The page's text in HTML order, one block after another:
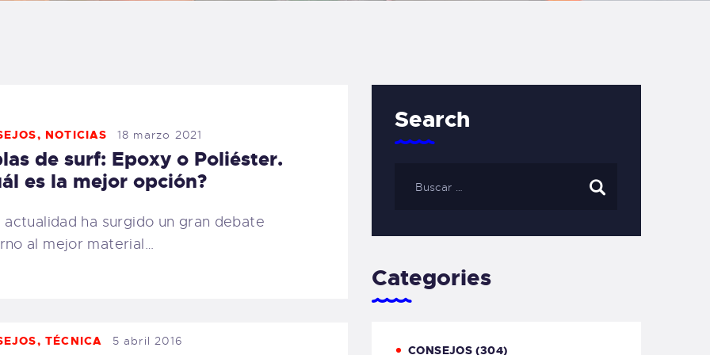
CARRITO
FAMILY
, NOTICIAS 18 marzo 2021
de surf: Epoxy o Poliéster.
es la mejor opción?
actualidad ha surgido un gran debate
al mejor material…
,TÉCNICA 5 abril 2016
Search
Categories
CONSEJOS (304)